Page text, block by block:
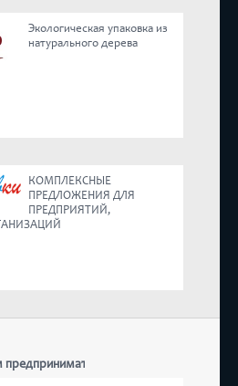
Экологическая упаковка из
натурального дерева
КОМПЛЕКСНЫЕ
ПРЕДЛОЖЕНИЯ ДЛЯ
ПРЕДПРИЯТИЙ,